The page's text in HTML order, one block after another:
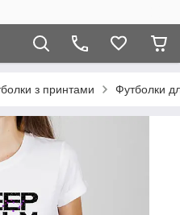
з принтами Футболки